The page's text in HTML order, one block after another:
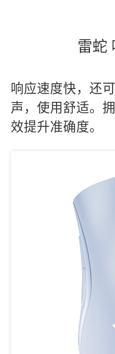
雷蛇
响应速度快，还
声，使用舒适。
效提升准确度。